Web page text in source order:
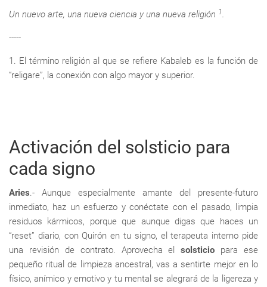
Un nuevo arte, una nueva ciencia y una nueva religión 1.
-----
1. El término religión al que se refiere Kabaleb es la función de
“religare”, la conexión con algo mayor y superior.
Activación del solsticio para
cada signo
Aries.- Aunque especialmente amante del presente-futuro
inmediato, haz un esfuerzo y conéctate con el pasado, limpia
residuos kármicos, porque que aunque digas que haces un
“reset” diario, con Quirón en tu signo, el terapeuta interno pide
una revisión de contrato. Aprovecha elsolsticio para ese
pequeño ritual de limpieza ancestral, vas a sentirte mejor en lo
físico, anímico y emotivo y tu mental se alegrará de la ligereza y